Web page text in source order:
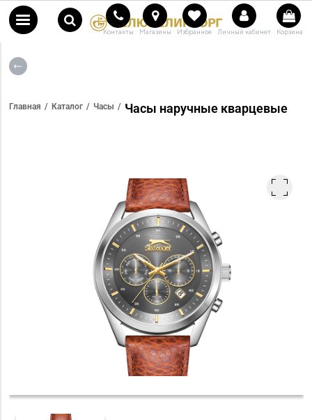
Контакты Магазины Избранное Личный кабинет Корзина
Главная Каталог Часы Часы наручные кварцевые